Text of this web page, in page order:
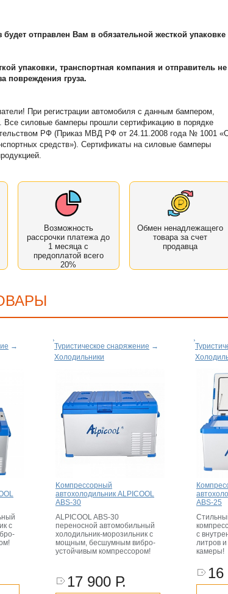
отправлен Вам в обязательной жесткой упаковке
упаковки, транспортная компания и отправитель не
повреждения груза.
При регистрации автомобиля с данным бампером,
Все силовые бамперы прошли сертификацию в порядке
РФ (Приказ МВД РФ от 24.11.2008 года № 1001
средств»). Сертификаты на силовые бамперы
Возможность
рассрочки платежа до
1 месяца с
предоплатой всего
20%
Обмен ненадлежащего
товара за счет
продавца
→
с
Туристическое снаряжение →
Холодильники
Kомпрессорный
автохолодильник ALPICOOL
ABS-30
ALPICOOL ABS-30
переносной автомобильный
холодильник-морозильник с
мощным, бесшумным вибро-
устойчивым компрессором!
17 900 Р.
ABS-25
с
литров
камеры!
16